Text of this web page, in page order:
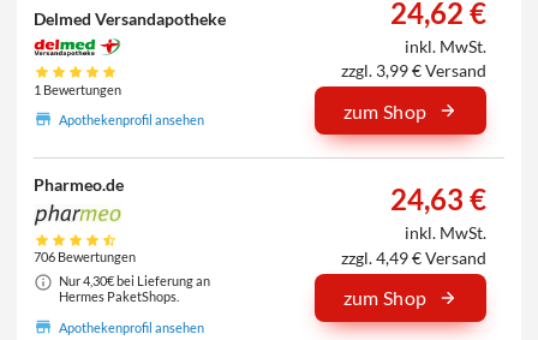
Delmed Versandapotheke
1 Bewertungen
Apothekenprofil ansehen
24,62 €
inkl. MwSt.
zzgl. 3,99 € Versand
zum Shop
Pharmeo.de
706 Bewertungen
Nur 4,30€ bei Lieferung an
Hermes PaketShops.
Apothekenprofil ansehen
24,63 €
inkl. MwSt.
zzgl. 4,49 € Versand
zum Shop